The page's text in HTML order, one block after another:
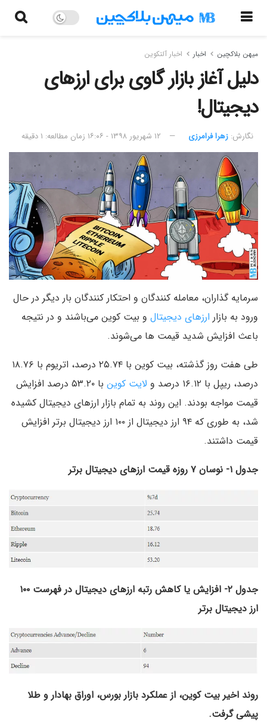
میهن بلاکچین اخبار اخبار آلتکوین
دلیل آغاز بازار گاوی برای ارزهای
دیجیتال!
نگارش:‌ زهرا فرامرزی ۱۲ شهریور ۱۳۹۸ - ۱۶:۰۶ زمان مطالعه: ۱ دقیقه
سرمایه گذاران، معامله کنندگان و احتکار کنندگان بار دیگر در حال
ورود به بازار ارزهای دیجیتال و بیت کوین می‌باشند و در نتیجه
باعث افزایش شدید قیمت ها می‌شوند.
طی هفت روز گذشته، بیت کوین با ۲۵.۷۴ درصد، اتریوم با ۱۸.۷۶
درصد، ریپل با ۱۶.۱۲ درصد و
لایت کوین
با ۵۳.۲۰ درصد افزایش
قیمت مواجه بودند. این روند به تمام بازار ارزهای دیجیتال کشیده
شد، به طوری که ۹۴ ارز دیجیتال از ۱۰۰ ارز دیجیتال برتر افزایش
قیمت داشتند.
جدول ۱- نوسان ۷ روزه قیمت ارزهای دیجیتال برتر
جدول ۲-
افزایش یا کاهش رتبه ارزهای دیجیتال در فهرست ۱۰۰
ارز دیجیتال برتر
روند اخیر بیت کوین، از عملکرد بازار بورس، اوراق بهادار و طلا
پیشی گرفت.